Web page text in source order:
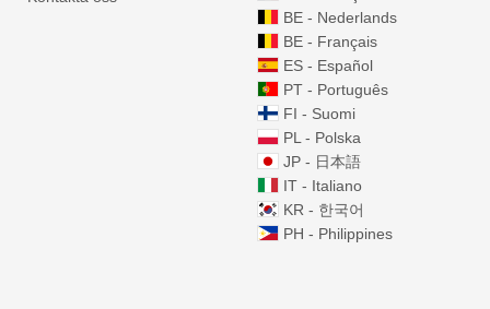
BE - Nederlands
BE - Français
ES - Español
PT - Português
FI - Suomi
PL - Polska
JP - 日本語
IT - Italiano
KR - 한국어
PH - Philippines